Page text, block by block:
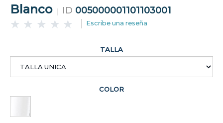
Blanco
ID 005000001101103001
Escribe una reseña
TALLA
COLOR